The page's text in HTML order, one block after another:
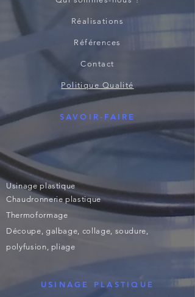
Réalisations
Références
Contact
Politique Qualité
Usinage plastique
Chaudronnerie plastique
Thermoformage
Découpe, galbage, collage, soudure,
polyfusion, pliage
USINAGE PLASTIQUE
SAVOIR-FAIRE